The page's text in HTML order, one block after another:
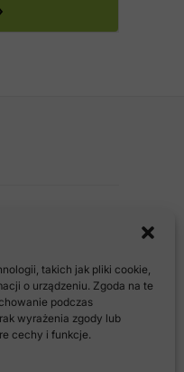
takich jak pliki cookie,
o urządzeniu. Zgoda na te
podczas
wyrażenia zgody lub
cechy i funkcje.